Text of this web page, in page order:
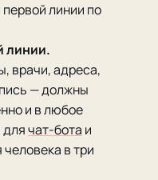
линии по
линии.
врачи, адреса,
— должны
и в любое
длячат-бота и
в три